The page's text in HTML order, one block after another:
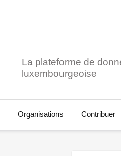
La plateforme de
Organisations Contribuer